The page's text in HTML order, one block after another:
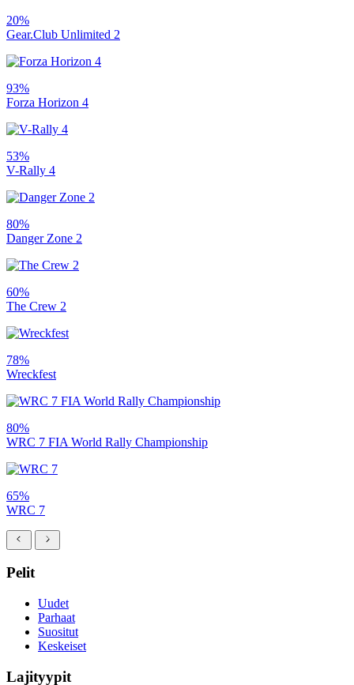
20%
Gear.Club Unlimited 2
93%
Forza Horizon 4
53%
V-Rally 4
80%
Danger Zone 2
60%
The Crew 2
78%
Wreckfest
80%
WRC 7 FIA World Rally Championship
65%
WRC 7
Pelit
Uudet
Parhaat
Suositut
Keskeiset
Lajityypit